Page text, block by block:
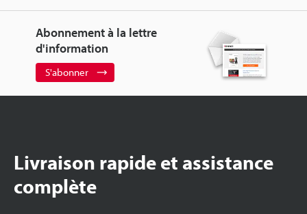
Abonnement à la lettre
d'information
S'abonner
Livraison rapide et assistance
complète